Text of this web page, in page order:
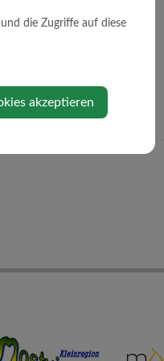
die Zugriffe auf diese
akzeptieren